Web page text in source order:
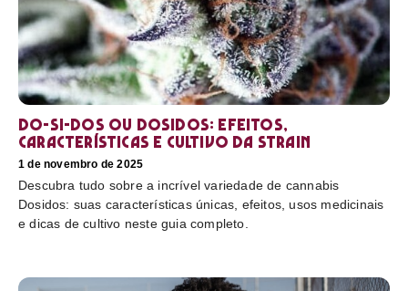
Do-Si-Dos ou Dosidos: efeitos,
características e cultivo da strain
1 de novembro de 2025
Descubra tudo sobre a incrível variedade de cannabis
Dosidos: suas características únicas, efeitos, usos medicinais
e dicas de cultivo neste guia completo.